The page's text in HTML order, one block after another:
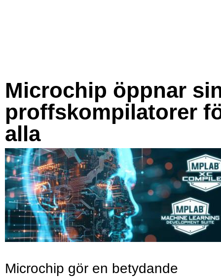
Microchip öppnar
proffskompilatorer
alla
Microchip gör en betydande